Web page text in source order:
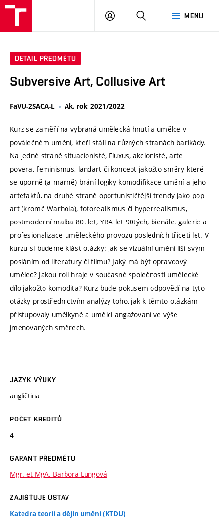
MENU
PŘIHLÁSIT
DETAIL PŘEDMĚTU
Subversive Art, Collusive Art
FaVU-2SACA-L Ak. rok: 2021/2022
Kurz se zaměří na vybraná umělecká hnutí a umělce v
poválečném umění, kteří stáli na různých stranách barikády.
Na jedné straně situacionisté, Fluxus, akcionisté, arte
povera, feminismus, landart či koncept jakožto směry které
se úporně (a marně) brání logiky komodifikace umění a jeho
artefaktů, na druhé straně oportunističtější trendy jako pop
art (kromě Warhola), fotorealismus či hyperrealismus,
postmoderní malba 80. let, YBA let 90tých, bienále, galerie a
profesionalizace uměleckého provozu posledních třiceti let. V
kurzu si budeme klást otázky: jak se vizuální umění liší svým
posláním od literatury či filmu? Jaký má být opravdový
umělec? Jakou roli hraje v současné společnosti umělecké
dílo jakožto komodita? Kurz bude pokusem odpovědí na tyto
otázky prostřednictvím analýzy toho, jak k těmto otázkám
přistupovaly umělkyně a umělci angažovaní ve výše
jmenovaných směrech.
JAZYK VÝUKY
angličtina
POČET KREDITŮ
4
GARANT PŘEDMĚTU
Mgr. et MgA. Barbora Lungová
ZAJIŠŤUJE ÚSTAV
Katedra teorií a dějin umění (KTDU)